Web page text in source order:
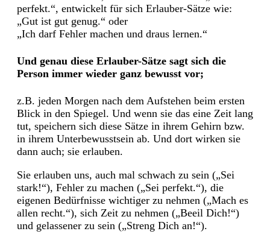
perfekt.“, entwickelt für sich Erlauber-Sätze wie:
„Gut ist gut genug.“ oder
„Ich darf Fehler machen und draus lernen.“
Und genau diese Erlauber-Sätze sagt sich die
Person immer wieder ganz bewusst vor;
z.B. jeden Morgen nach dem Aufstehen beim ersten
Blick in den Spiegel. Und wenn sie das eine Zeit lang
tut, speichern sich diese Sätze in ihrem Gehirn bzw.
in ihrem Unterbewusstsein ab. Und dort wirken sie
dann auch; sie erlauben.
Sie erlauben uns, auch mal schwach zu sein („Sei
stark!“), Fehler zu machen („Sei perfekt.“), die
eigenen Bedürfnisse wichtiger zu nehmen („Mach es
allen recht.“), sich Zeit zu nehmen („Beeil Dich!“)
und gelassener zu sein („Streng Dich an!“).